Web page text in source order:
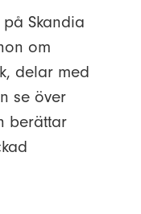
Skandia
om
delar med
se över
berättar